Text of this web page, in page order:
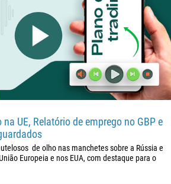
UE, Relatório de emprego no GBP e
de olho nas manchetes sobre a Rússia e
Europeia e nos EUA, com destaque para o